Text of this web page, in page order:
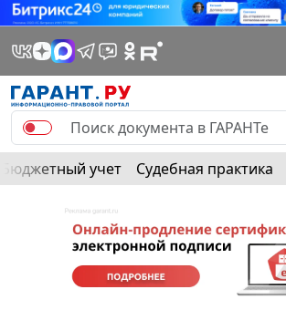
Бюджетный учет Судебная практика